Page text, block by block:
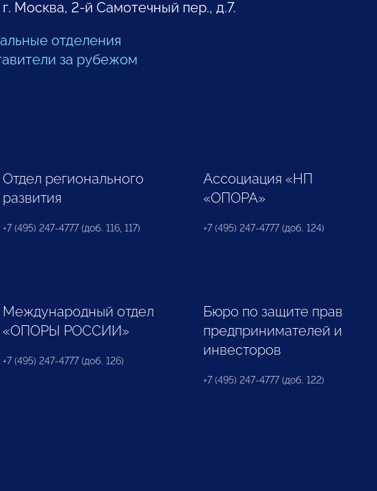
г. Москва, 2-й Самотечный пер., д.7.
отделения
за рубежом
Отдел регионального
развития
+7 (495) 247-4777 (доб. 116, 117)
Ассоциация «НП
«ОПОРА»
+7 (495) 247-4777 (доб. 124)
Международный отдел
«ОПОРЫ РОССИИ»
+7 (495) 247-4777 (доб. 126)
Бюро по защите прав
предпринимателей и
инвесторов
+7 (495) 247-4777 (доб. 122)